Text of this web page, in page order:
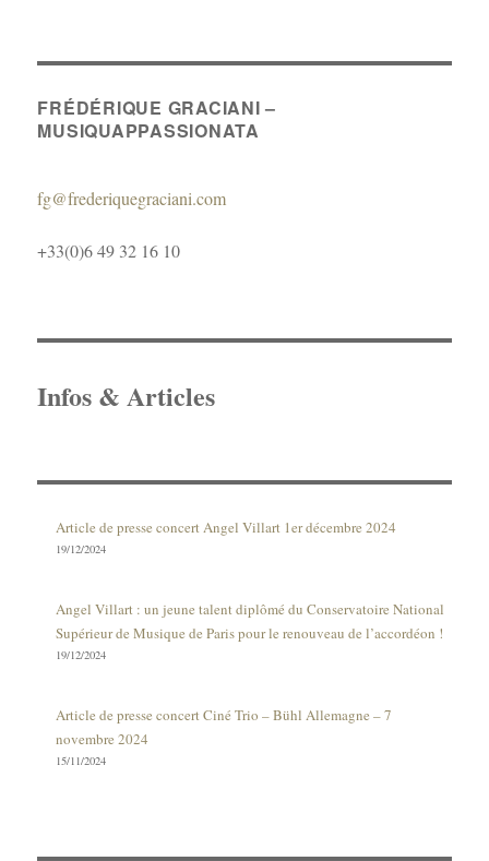
FRÉDÉRIQUE GRACIANI –
MUSIQUAPPASSIONATA
fg@frederiquegraciani.com
+33(0)6 49 32 16 10
Infos & Articles
Article de presse concert Angel Villart 1er décembre 2024
19/12/2024
Angel Villart : un jeune talent diplômé du Conservatoire National
Supérieur de Musique de Paris pour le renouveau de l’accordéon !
19/12/2024
Article de presse concert Ciné Trio – Bühl Allemagne – 7
novembre 2024
15/11/2024